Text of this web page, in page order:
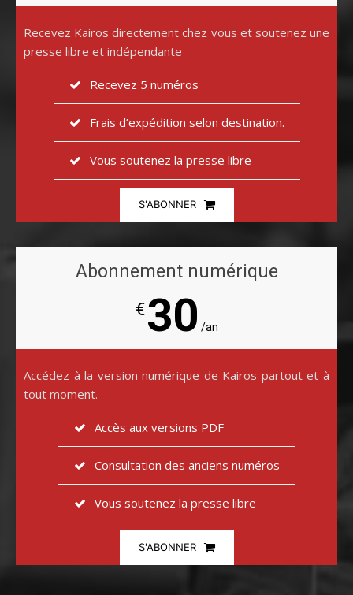
Recevez Kairos directement chez vous et soutenez une
presse libre et indépendante
Recevez 5 numéros
Frais d’expédition selon destination.
Vous soutenez la presse libre
S'ABONNER
Abonnement numérique
€30 /an
Accédez à la version numérique de Kairos partout et à
tout moment.
Accès aux versions PDF
Consultation des anciens numéros
Vous soutenez la presse libre
S'ABONNER